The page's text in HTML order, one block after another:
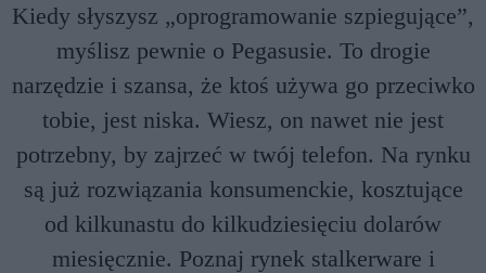
Kiedy słyszysz „oprogramowanie szpiegujące”,
myślisz pewnie o Pegasusie. To drogie
narzędzie i szansa, że ktoś używa go przeciwko
tobie, jest niska. Wiesz, on nawet nie jest
potrzebny, by zajrzeć w twój telefon. Na rynku
są już rozwiązania konsumenckie, kosztujące
od kilkunastu do kilkudziesięciu dolarów
miesięcznie. Poznaj rynek stalkerware i